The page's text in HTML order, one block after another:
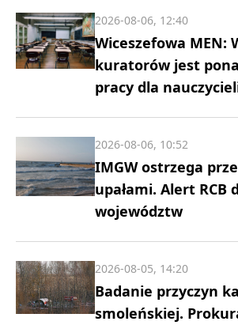
Wiceszefowa MEN:
kuratorów jest
pracy dla
2026-08-06, 12:40
IMGW ostrzega
upałami. Alert RCB
województw
2026-08-06, 10:52
Badanie przyczyn
smoleńskiej.
2026-08-05, 14:20